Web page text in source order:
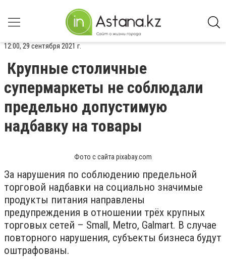
12:00, 29 сентября 2021 г.
Крупные столичные
супермаркеты не соблюдали
предельно допустимую
надбавку на товары
Фото с сайта pixabay.com
За нарушения по соблюдению предельной
торговой надбавки на социально значимые
продукты питания направлены
предупреждения в отношении трёх крупных
торговых сетей – Small, Metro, Galmart. В случае
повторного нарушения, субъекты бизнеса будут
оштрафованы.